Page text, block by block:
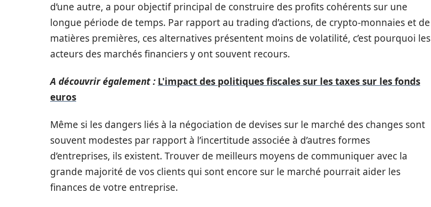
d’une autre, a pour objectif principal de construire des profits cohérents sur une
longue période de temps. Par rapport au trading d’actions, de crypto-monnaies et de
matières premières, ces alternatives présentent moins de volatilité, c’est pourquoi les
acteurs des marchés financiers y ont souvent recours.
A découvrir également : L'impact des politiques fiscales sur les taxes sur les fonds
euros
Même si les dangers liés à la négociation de devises sur le marché des changes sont
souvent modestes par rapport à l’incertitude associée à d’autres formes
d’entreprises, ils existent. Trouver de meilleurs moyens de communiquer avec la
grande majorité de vos clients qui sont encore sur le marché pourrait aider les
finances de votre entreprise.